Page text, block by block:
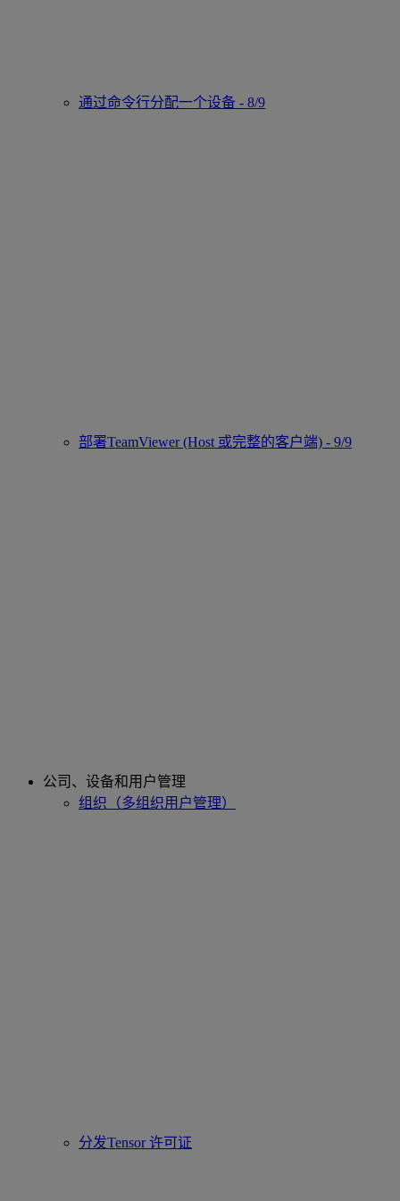
通过命令行分配一个设备 - 8/9
部署TeamViewer (Host 或完整的客户端) - 9/9
公司、设备和用户管理
组织（多组织用户管理）
分发Tensor 许可证